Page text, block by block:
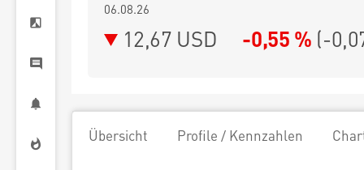
06.08.26
12,67 USD -0,55 % (-
Übersicht Profile / Kennzahlen